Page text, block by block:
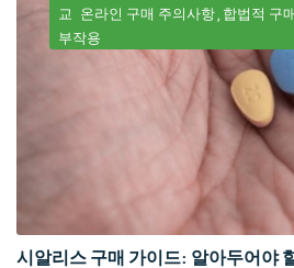
교 온라인 구매 주의사항 합법적 구
부작용
시알리스 구매 가이드: 알아두어야